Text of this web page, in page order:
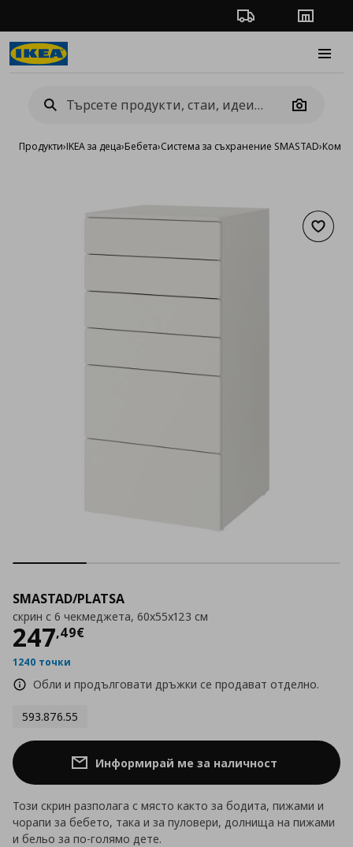
Проследяване на
Camera
Продукти›IKEA за деца›Бебета›Система за съхранение SMASTAD›
SMASTAD/PLATSA
скрин с 6 чекмеджета, 60x55x123 см
247,49€
Цена247,49 €
1240 точки
Обли и продълговати дръжки се продават отделно.
593.876.55
Информирай ме за наличност
Този скрин разполага с място както за бодита, пижами и
чорапи за бебето, така и за пуловери, долнища на пижами
и бельо за по-голямо дете.